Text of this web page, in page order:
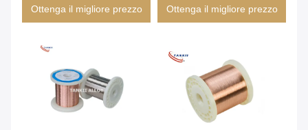
Ottenga il migliore prezzo Ottenga il migliore prezzo